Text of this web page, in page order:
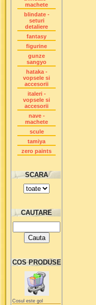
machete
blindate -
seturi
detaliere
fantasy
figurine
gunze
sangyo
hataka -
vopsele si
accesorii
italeri -
vopsele si
accesorii
nave -
machete
scule
tamiya
zero paints
SCARA
CAUTARE
COS PRODUSE
Cosul este gol